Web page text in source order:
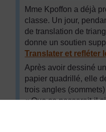
Mme Kpoffon a déjà
classe. Un jour,
de translation de
donne un soutien
Translater et refléter
Après avoir dessiné
papier quadrillé, elle
trois angles
« Que se passerait-il
nouvelles
déplaçais la forme